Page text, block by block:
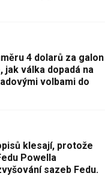
4 dolarů za galon
jak válka dopadá na
volbami do
klesají, protože
Powella
sazeb Fedu.